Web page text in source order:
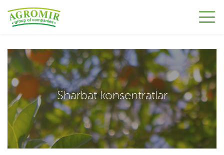
Sharbat konsentratlar